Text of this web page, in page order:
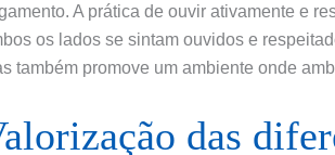
A prática de ouvir ativamente e
os lados se sintam ouvidos e
também promove um ambiente onde
das